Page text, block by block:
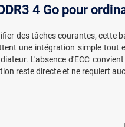
4 Go pour
des tâches courantes, cette
une intégration simple tout
L'absence d'ECC
reste directe et ne requiert